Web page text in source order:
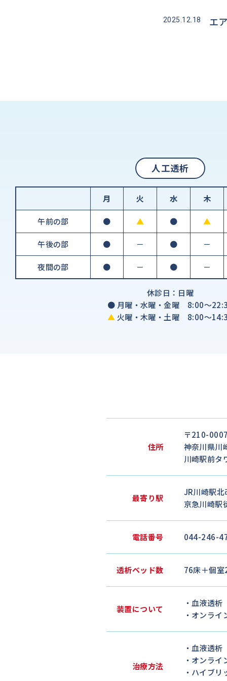
2025.12.18 エ
人工透析
月 火 水 木
午前の部 ● ▲ ● ▲
午後の部 ● － ● －
夜間の部 ● － ● －
休診日：日曜
● 月曜・水曜・金曜 8:00～
▲ 火曜・木曜・土曜 8:00～
住所
〒210-
神奈川県川
川崎駅前タ
最寄り駅
JR川崎駅
京急川崎駅
電話番号 044-246-
透析ベッド数 76床＋個室
装置について
・血液透析
・オンライ
治療方法
・血液透析
・オンライ
・ハイブリ